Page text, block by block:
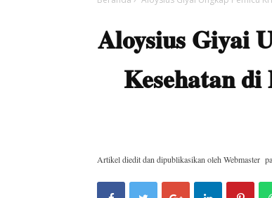
Aloysius Giyai
Kesehatan di
Artikel diedit dan dipublikasikan oleh Webmaster